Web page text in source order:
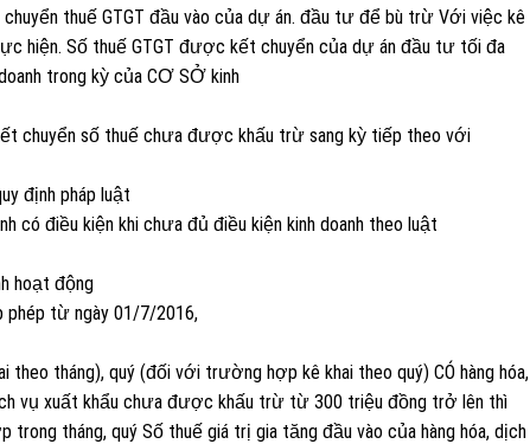
thuế GTGT đầu vào của dự án. đầu tư để bù trừ Với việc kê
hiện. Số thuế GTGT được kết chuyển của dự án đầu tư tối đa
trong kỳ của CƠ SỞ kinh
chuyển số thuế chưa được khấu trừ sang kỳ tiếp theo với
định pháp luật
có điều kiện khi chưa đủ điều kiện kinh doanh theo luật
hoạt động
phép từ ngày 01/7/2016,
tháng), quý (đối với trường hợp kê khai theo quý) CÓ hàng hóa,
vụ xuất khẩu chưa được khấu trừ từ 300 triệu đồng trở lên thì
tháng, quý Số thuế giá trị gia tăng đầu vào của hàng hóa, dịch